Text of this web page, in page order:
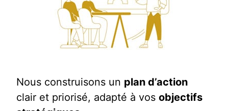
Nous construisons un plan d’action
clair et priorisé, adapté à vos objectifs